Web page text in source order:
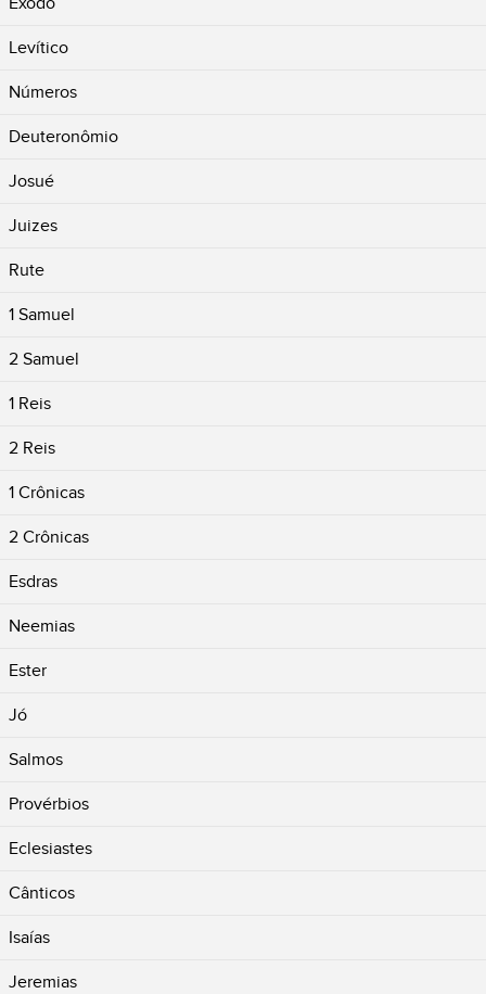
Levítico
Números
Deuteronômio
Josué
Juizes
Rute
1 Samuel
2 Samuel
1 Reis
2 Reis
1 Crônicas
2 Crônicas
Esdras
Neemias
Ester
Jó
Salmos
Provérbios
Eclesiastes
Cânticos
Isaías
Jeremias